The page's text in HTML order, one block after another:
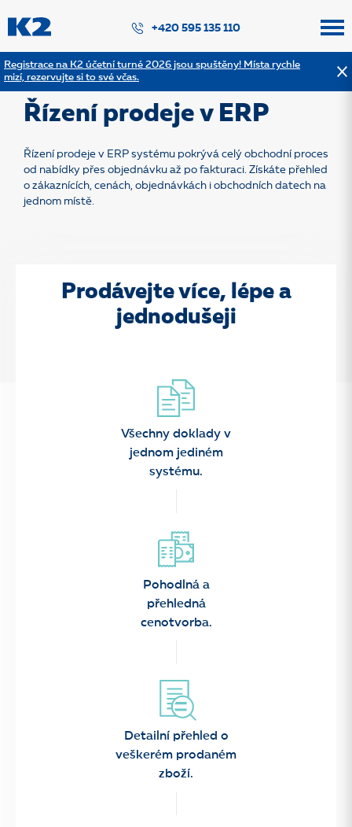
Registrace na K2 účetní turné 2026 jsou spuštěny! Místa rychle
mizí, rezervujte si to své včas.
+420 595 135 110
Zpět na výpis řešení
Řízení prodeje v ERP
Řízení prodeje v ERP systému pokrývá celý obchodní proces
od nabídky přes objednávku až po fakturaci. Získáte přehled
o zákaznících, cenách, objednávkách i obchodních datech na
jednom místě.
Prodávejte více, lépe a
jednodušeji
Všechny doklady v
jednom jediném
systému.
Pohodlná a
přehledná
cenotvorba.
Detailní přehled o
veškerém prodaném
zboží.